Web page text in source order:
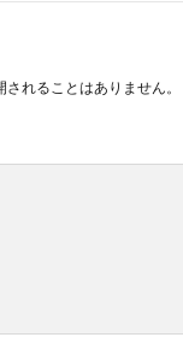
れることはありません。